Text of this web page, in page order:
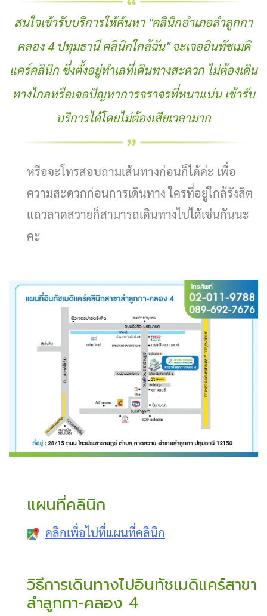
สนใจเข้ารับบริการให้ค้นหา "คลินิกอำเภอลำลูกกา
คลอง 4 ปทุมธานี คลินิกใกล้ฉัน" จะเจออินทัชเมดิ
แคร์คลินิก ซึ่งตั้งอยู่ทำเลที่เดินทางสะดวก ไม่ต้องเดิน
ทางไกลหรือเจอปัญหาการจราจรที่หนาแน่น เข้ารับ
บริการได้โดยไม่ต้องเสียเวลามาก
หรือจะโทรสอบถามเส้นทางก่อนก็ได้ค่ะ เพื่อ
ความสะดวกก่อนการเดินทาง ใครที่อยู่ใกล้รังสิต
แถวลาดสวายก็สามารถเดินทางไปได้เช่นกันนะ
คะ
แผนที่คลินิก
คลิกเพื่อไปที่แผนที่คลินิก
วิธีการเดินทางไปอินทัชเมดิแคร์สาขา
ลำลูกกา-คลอง 4